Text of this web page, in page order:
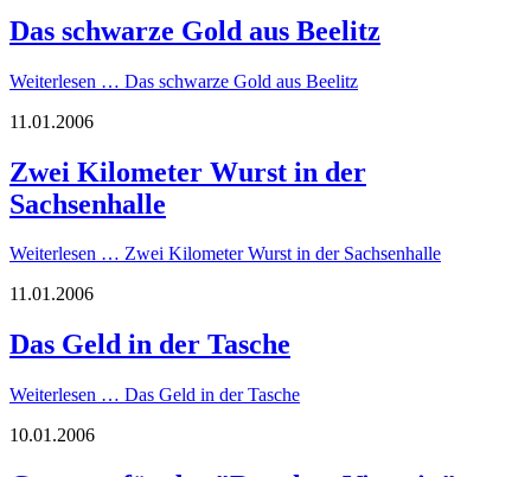
Das schwarze Gold aus Beelitz
Weiterlesen … Das schwarze Gold aus Beelitz
11.01.2006
Zwei Kilometer Wurst in der
Sachsenhalle
Weiterlesen … Zwei Kilometer Wurst in der Sachsenhalle
11.01.2006
Das Geld in der Tasche
Weiterlesen … Das Geld in der Tasche
10.01.2006